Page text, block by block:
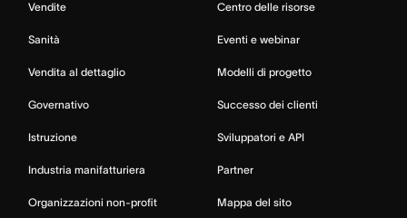
Vendite
Sanità
Vendita al dettaglio
Governativo
Istruzione
Industria manifatturiera
Organizzazioni non-profit
Centro delle risorse
Eventi e webinar
Modelli di progetto
Successo dei clienti
Sviluppatori e API
Partner
Mappa del sito